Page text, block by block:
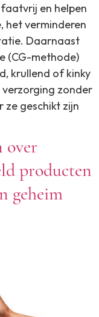
en helpen
het verminderen
Daarnaast
(CG-methode)
krullend of kinky
zonder
ze geschikt zijn
over
producten
geheim